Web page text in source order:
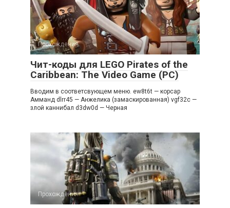
Прохождения
Чит-коды для LEGO Pirates of the
Caribbean: The Video Game (PC)
Вводим в соответсвующем меню. ew8t6t — корсар
Амманд dlrr45 — Анжелика (замаскированная) vgf32c —
злой каннибал d3dw0d — Черная
Прохождения